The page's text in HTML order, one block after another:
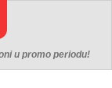
u promo periodu!